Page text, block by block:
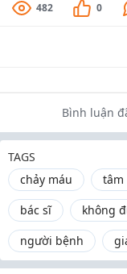
482 0
Bình luận
TAGS
chảy máu
tâm
bác sĩ
không
người bệnh